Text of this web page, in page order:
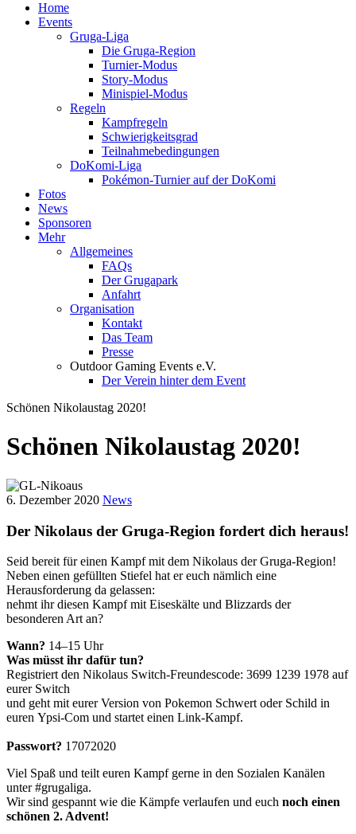
Home
Events
Gruga-Liga
Die Gruga-Region
Turnier-Modus
Story-Modus
Minispiel-Modus
Regeln
Kampfregeln
Schwierigkeitsgrad
Teilnahmebedingungen
DoKomi-Liga
Pokémon-Turnier auf der DoKomi
Fotos
News
Sponsoren
Mehr
Allgemeines
FAQs
Der Grugapark
Anfahrt
Organisation
Kontakt
Das Team
Presse
Outdoor Gaming Events e.V.
Der Verein hinter dem Event
Schönen Nikolaustag 2020!
Schönen Nikolaustag 2020!
6. Dezember 2020 News
Der Nikolaus der Gruga-Region fordert dich heraus!
Seid bereit für einen Kampf mit dem Nikolaus der Gruga-Region!
Neben einen gefüllten Stiefel hat er euch nämlich eine
Herausforderung da gelassen:
nehmt ihr diesen Kampf mit Eiseskälte und Blizzards der
besonderen Art an?
Wann? 14–15 Uhr
Was müsst ihr dafür tun?
Registriert den Nikolaus Switch-Freundescode: 3699 1239 1978 auf
eurer Switch
und geht mit eurer Version von Pokemon Schwert oder Schild in
euren Ypsi-Com und startet einen Link-Kampf.
Passwort? 17072020
Viel Spaß und teilt euren Kampf gerne in den Sozialen Kanälen
unter #grugaliga.
Wir sind gespannt wie die Kämpfe verlaufen und euch noch einen
schönen 2. Advent!